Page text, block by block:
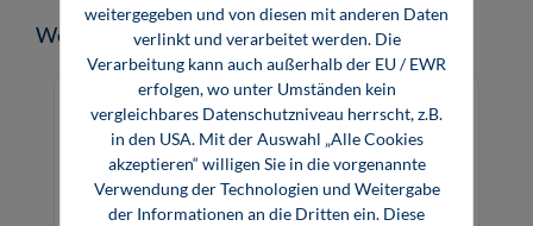
Produktgalerie überspringen
Weitere Medien zum Thema
weitergegeben und von diesen mit anderen Daten
verlinkt und verarbeitet werden. Die
Verarbeitung kann auch außerhalb der EU / EWR
erfolgen, wo unter Umständen kein
vergleichbares Datenschutzniveau herrscht, z.B.
in den USA. Mit der Auswahl „Alle Cookies
akzeptieren“ willigen Sie in die vorgenannte
Verwendung der Technologien und Weitergabe
der Informationen an die Dritten ein. Diese